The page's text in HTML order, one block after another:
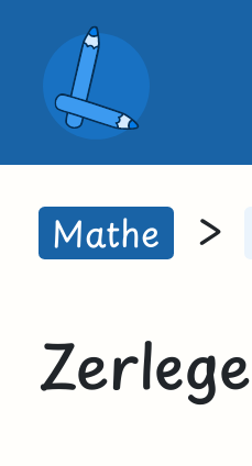
Mathe >